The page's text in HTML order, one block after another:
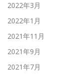
2022年3月
2022年1月
2021年11月
2021年9月
2021年7月